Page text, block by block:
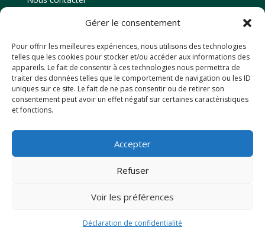
Gérer le consentement
Pour offrir les meilleures expériences, nous utilisons des technologies
telles que les cookies pour stocker et/ou accéder aux informations des
appareils. Le fait de consentir à ces technologies nous permettra de
traiter des données telles que le comportement de navigation ou les ID
uniques sur ce site. Le fait de ne pas consentir ou de retirer son
consentement peut avoir un effet négatif sur certaines caractéristiques
et fonctions.
Accepter
Refuser
Voir les préférences
Déclaration de confidentialité
Amicale des anciens élèves
EPLEFPA d’Ahun
Le Chaussadis
23150 AHUN
Tél: 05 55 81 48 80
Email : anciensdahun@hotmail.fr
Retrouvez-nous sur Facebook
Réalisation 2024 – Cybernettic,Stratégie web et